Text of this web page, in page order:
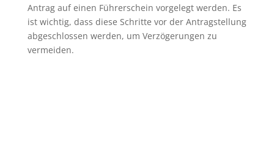
Antrag auf einen Führerschein vorgelegt werden. Es
ist wichtig, dass diese Schritte vor der Antragstellung
abgeschlossen werden, um Verzögerungen zu
vermeiden.